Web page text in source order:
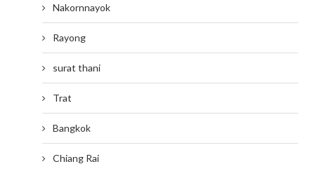
Nakornnayok
Rayong
surat thani
Trat
Bangkok
Chiang Rai